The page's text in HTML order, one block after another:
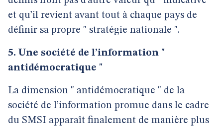
et qu’il revient avant tout à chaque pays de
définir sa propre " stratégie nationale ".
5. Une société de l’information "
antidémocratique "
La dimension " antidémocratique " de la
société de l’information promue dans le cadre
du SMSI apparaît finalement de manière plus